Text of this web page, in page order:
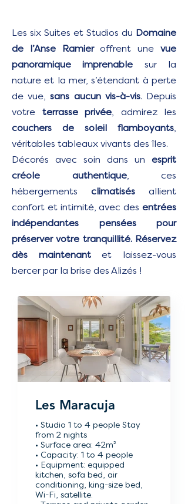
Les six Suites et Studios du Domaine
de l’Anse Ramieroffrent unevue
panoramique imprenable sur la
nature et la mer, s’étendant à perte
de vue,sans aucun vis-à-vis. Depuis
votre terrasse privée, admirez les
couchers de soleil flamboyants,
véritables tableaux vivants des îles.
Décorés avec soin dans un esprit
créole authentique, ces
hébergements climatisés allient
confort et intimité, avec des entrées
indépendantes pensées pour
préserver votre tranquillité. Réservez
dès maintenantet laissez-vous
bercer par la brise des Alizés !
Les Maracuja
• Studio 1 to 4 people Stay
from 2 nights
• Surface area: 42m²
• Capacity: 1 to 4 people
• Equipment: equipped
kitchen, sofa bed, air
conditioning, king-size bed,
Wi-Fi, satellite.